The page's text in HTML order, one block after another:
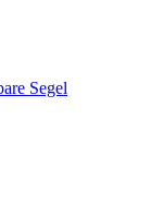
Segel